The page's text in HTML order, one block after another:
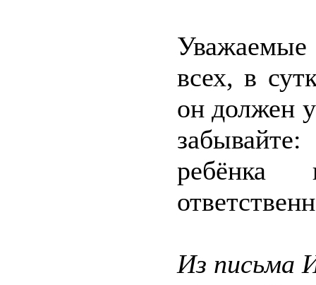
всех, в
он должен
Из письма